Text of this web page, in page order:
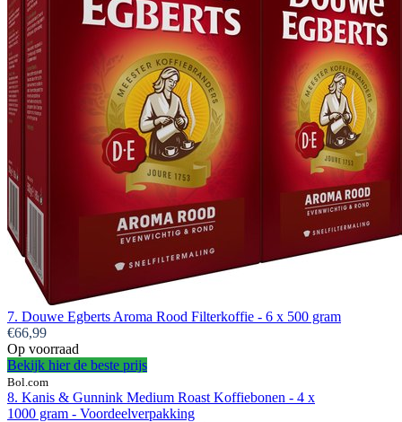
7. Douwe Egberts Aroma Rood Filterkoffie - 6 x 500 gram
€66,99
Op voorraad
Bekijk hier de beste prijs
Bol.com
8. Kanis & Gunnink Medium Roast Koffiebonen - 4 x
1000 gram - Voordeelverpakking